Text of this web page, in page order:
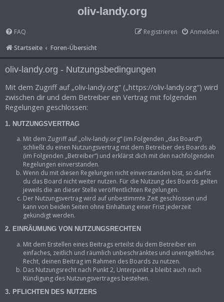
oliv-landy.org
FAQ Anmelden
Registrieren
Startseite
Foren-Übersicht
oliv-landy.org - Nutzungsbedingungen
Mit dem Zugriff auf „oliv-landy.org“ („https://oliv-landy.org“) wird
zwischen dir und dem Betreiber ein Vertrag mit folgenden
Regelungen geschlossen:
1. NUTZUNGSVERTRAG
Mit dem Zugriff auf „oliv-landy.org“ (im Folgenden „das Board“)
schließt du einen Nutzungsvertrag mit dem Betreiber des Boards ab
(im Folgenden „Betreiber“) und erklärst dich mit den nachfolgenden
Regelungen einverstanden.
Wenn du mit diesen Regelungen nicht einverstanden bist, so darfst
du das Board nicht weiter nutzen. Für die Nutzung des Boards gelten
jeweils die an dieser Stelle veröffentlichten Regelungen.
Der Nutzungsvertrag wird auf unbestimmte Zeit geschlossen und
kann von beiden Seiten ohne Einhaltung einer Frist jederzeit
gekündigt werden.
2. EINRÄUMUNG VON NUTZUNGSRECHTEN
Mit dem Erstellen eines Beitrags erteilst du dem Betreiber ein
einfaches, zeitlich und räumlich unbeschränktes und unentgeltliches
Recht, deinen Beitrag im Rahmen des Boards zu nutzen.
Das Nutzungsrecht nach Punkt 2, Unterpunkt a bleibt auch nach
Kündigung des Nutzungsvertrages bestehen.
3. PFLICHTEN DES NUTZERS